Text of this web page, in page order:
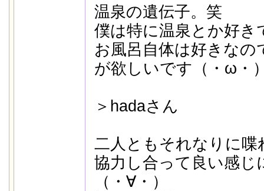
温泉の遺伝子。笑
僕は特に温泉とか好き
お風呂自体は好きなの
が欲しいです（・ω・
＞hadaさん
二人ともそれなりに喋
協力し合って良い感じ
（・∀・）